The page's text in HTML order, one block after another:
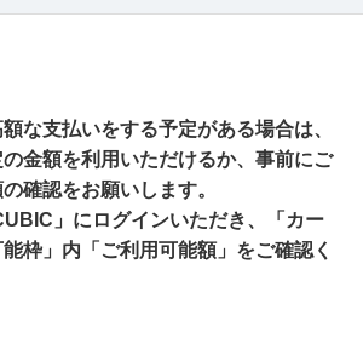
な支払いをする予定がある場合は、
の金額を利用いただけるか、事前にご
確認をお願いします。
」にログインいただき、「カー
能枠」内「ご利用可能額」をご確認く